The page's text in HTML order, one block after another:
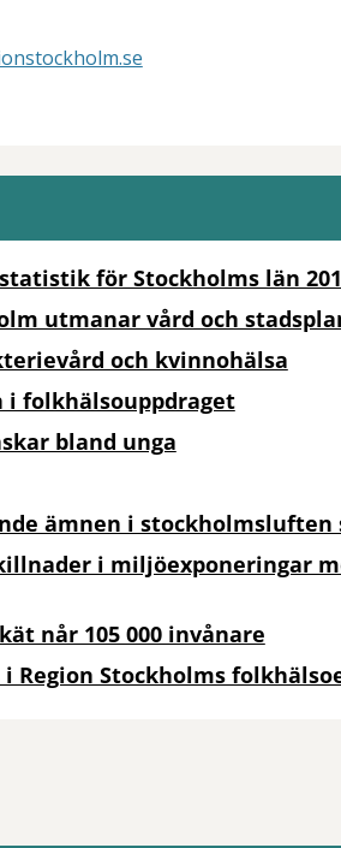
för Stockholms län
utmanar vård och
och kvinnohälsa
i folkhälsouppdraget
bland unga
ämnen i stockholmsluften
i miljöexponeringar
når 105 000 invånare
Region Stockholms